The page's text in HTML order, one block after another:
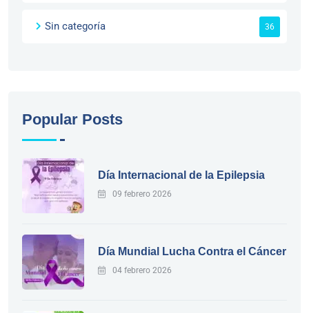
Sin categoría 36
Popular Posts
Día Internacional de la Epilepsia
09 febrero 2026
Día Mundial Lucha Contra el Cáncer
04 febrero 2026